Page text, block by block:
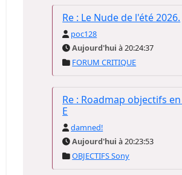
Re : Le Nude de l'été 2026.
poc128
Aujourd'hui à 20:24:37
FORUM CRITIQUE
Re : Roadmap objectifs
E
damned!
Aujourd'hui à 20:23:53
OBJECTIFS Sony